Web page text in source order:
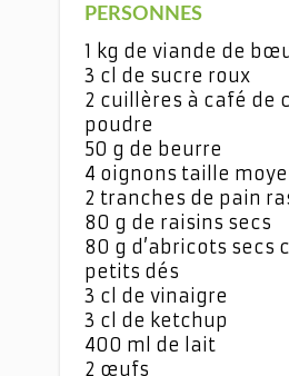
PERSONNES
1 kg de viande de
3 cl de sucre roux
2 cuillères à café de
poudre
50 g de beurre
4 oignons taille
2 tranches de pain
80 g de raisins secs
80 g d’abricots secs
petits dés
3 cl de vinaigre
3 cl de ketchup
400 ml de lait
2 œufs